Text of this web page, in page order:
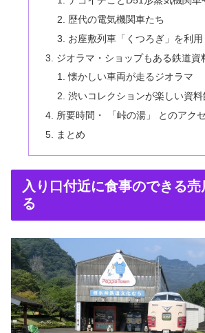
歴代の電気機関車たち
お座敷列車「くつろぎ」を利
ジオラマ・ショップもある鉄道資
懐かしい車両が走るジオラマ
渋いコレクションが楽しい資料
所要時間・ 「峠の湯」 とのアク
まとめ
入り口付近に食事のできる
る